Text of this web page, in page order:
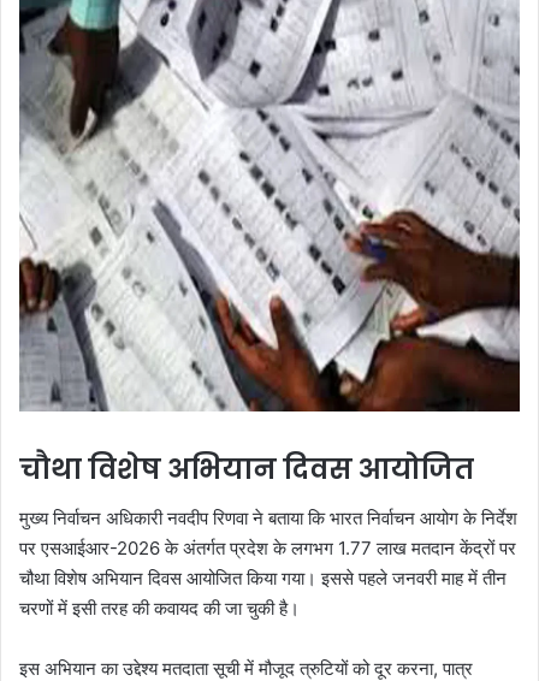
चौथा विशेष अभियान दिवस आयोजित
मुख्य निर्वाचन अधिकारी नवदीप रिणवा ने बताया कि भारत निर्वाचन आयोग के निर्देश
पर एसआईआर-2026 के अंतर्गत प्रदेश के लगभग 1.77 लाख मतदान केंद्रों पर
चौथा विशेष अभियान दिवस आयोजित किया गया। इससे पहले जनवरी माह में तीन
चरणों में इसी तरह की कवायद की जा चुकी है।
इस अभियान का उद्देश्य मतदाता सूची में मौजूद त्रुटियों को दूर करना, पात्र